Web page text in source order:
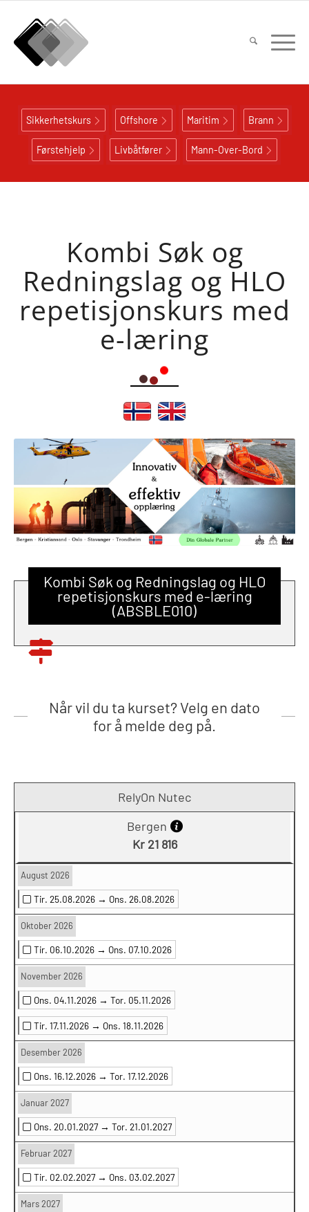
Sikkerhetskurs Offshore Maritim Brann
Førstehjelp Livbåtfører Mann-Over-Bord
Kombi Søk og
Redningslag og HLO
repetisjonskurs med
e-læring
Kombi Søk og Redningslag og HLO
repetisjonskurs med e-læring
(ABSBLE010)
Når vil du ta kurset? Velg en dato
for å melde deg på.
RelyOn Nutec
Bergen
Kr 21 816
August 2026
Tir. 25.08.2026 → Ons. 26.08.2026
Oktober 2026
Tir. 06.10.2026 → Ons. 07.10.2026
November 2026
Ons. 04.11.2026 → Tor. 05.11.2026
Tir. 17.11.2026 → Ons. 18.11.2026
Desember 2026
Ons. 16.12.2026 → Tor. 17.12.2026
Januar 2027
Ons. 20.01.2027 → Tor. 21.01.2027
Februar 2027
Tir. 02.02.2027 → Ons. 03.02.2027
Mars 2027